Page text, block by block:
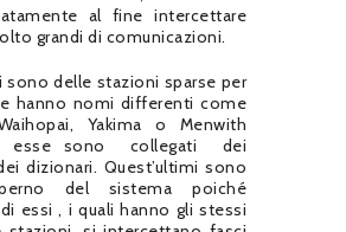
al fine intercettare
grandi di comunicazioni.
sono delle stazioni sparse per
hanno nomi differenti come
Yakima o Menwith
esse sono
collegati
dei
dizionari. Quest’ultimi sono
del sistema poiché
essi , i quali hanno gli stessi